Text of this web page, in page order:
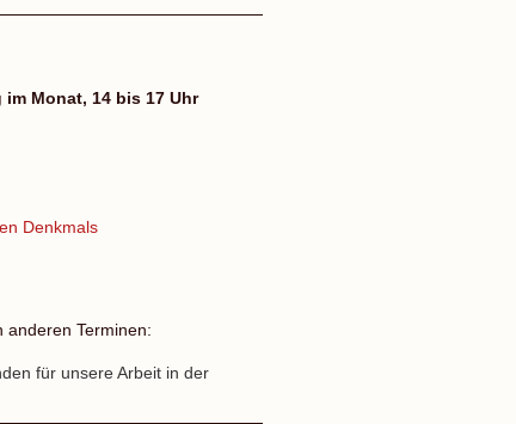
Monat, 14 bis 17 Uhr
Denkmals
anderen Terminen:
für unsere Arbeit in der